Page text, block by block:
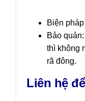
Biện
Bảo
thì không
rã đông.
Liên hệ